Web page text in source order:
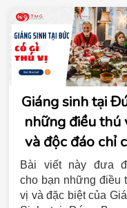
Giáng sinh tại
những điều thú
và độc đáo chỉ
ở Giáng Sinh
Bài viết này đưa
cho bạn những điều
vị và đặc biệt của